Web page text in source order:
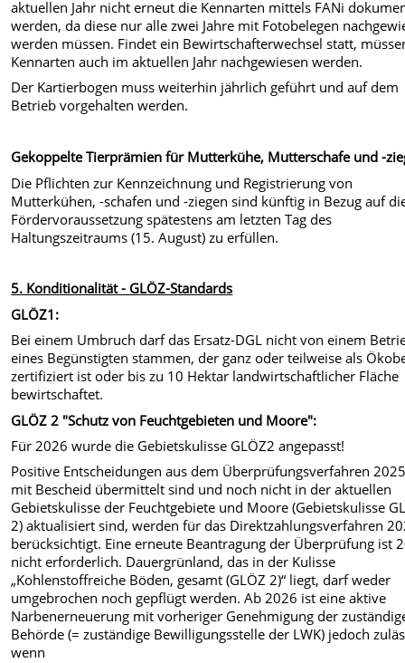
aktuellen Jahr nicht erneut die Kennarten mittels FANi
werden, da diese nur alle zwei Jahre mit Fotobelegen
werden müssen. Findet ein Bewirtschafterwechsel statt,
Kennarten auch im aktuellen Jahr nachgewiesen werden.
Der Kartierbogen muss weiterhin jährlich geführt und auf dem
Betrieb vorgehalten werden.
Gekoppelte Tierprämien für Mutterkühe, Mutterschafe und -
Die Pflichten zur Kennzeichnung und Registrierung von
Mutterkühen, -schafen und -ziegen sind künftig in Bezug auf
Fördervoraussetzung spätestens am letzten Tag des
Haltungszeitraums (15. August) zu erfüllen.
5. Konditionalität - GLÖZ-Standards
GLÖZ1:
Bei einem Umbruch darf das Ersatz-DGL nicht von einem
eines Begünstigten stammen, der ganz oder teilweise als
zertifiziert ist oder bis zu 10 Hektar landwirtschaftlicher Fläche
bewirtschaftet.
GLÖZ 2 "Schutz von Feuchtgebieten und Moore":
Für 2026 wurde die Gebietskulisse GLÖZ2 angepasst!
Positive Entscheidungen aus dem Überprüfungsverfahren
mit Bescheid übermittelt sind und noch nicht in der aktuellen
Gebietskulisse der Feuchtgebiete und Moore (Gebietskulisse
2) aktualisiert sind, werden für das Direktzahlungsverfahren
berücksichtigt. Eine erneute Beantragung der Überprüfung ist
nicht erforderlich. Dauergrünland, das in der Kulisse
„Kohlenstoffreiche Böden, gesamt (GLÖZ 2)“ liegt, darf weder
umgebrochen noch gepflügt werden. Ab 2026 ist eine aktive
Narbenerneuerung mit vorheriger Genehmigung der
Behörde (= zuständige Bewilligungsstelle der LWK) jedoch
wenn